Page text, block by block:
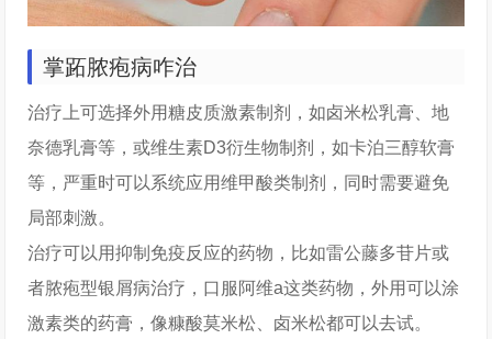
掌跖脓疱病咋治
治疗上可选择外用糖皮质激素制剂，如卤米松乳膏、地
奈德乳膏等，或维生素D3衍生物制剂，如卡泊三醇软膏
等，严重时可以系统应用维甲酸类制剂，同时需要避免
局部刺激。
治疗可以用抑制免疫反应的药物，比如雷公藤多苷片或
者脓疱型银屑病治疗，口服阿维a这类药物，外用可以涂
激素类的药膏，像糠酸莫米松、卤米松都可以去试。